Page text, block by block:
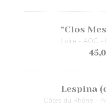
“Clos
Loire - AOC -
Lespina
Côtes du Rhône -